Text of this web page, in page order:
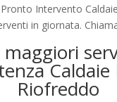
Intervento
in giornata.
Caldaie
Riofreddo